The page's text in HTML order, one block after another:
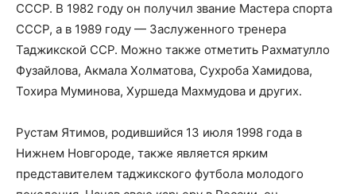
СССР. В 1982 году он получил звание Мастера спорта
СССР, а в 1989 году — Заслуженного тренера
Таджикской ССР. Можно также отметить Рахматулло
Фузайлова, Акмала Холматова, Сухроба Хамидова,
Тохира Муминова, Хуршеда Махмудова и других.
Рустам Ятимов, родившийся 13 июля 1998 года в
Нижнем Новгороде, также является ярким
представителем таджикского футбола молодого